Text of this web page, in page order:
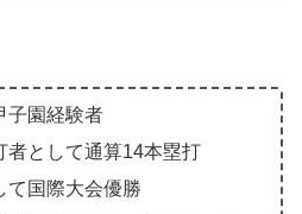
子園経験者
者として通算14本塁打
て国際大会優勝